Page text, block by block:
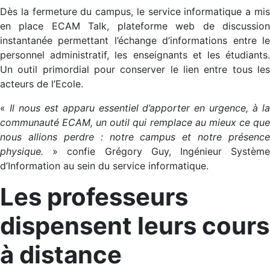
Dès la fermeture du campus, le service informatique a mis
en place ECAM Talk, plateforme web de discussion
instantanée permettant l’échange d’informations entre le
personnel administratif, les enseignants et les étudiants.
Un outil primordial pour conserver le lien entre tous les
acteurs de l’Ecole.
« Il nous est apparu essentiel d’apporter en urgence, à la
communauté ECAM, un outil qui remplace au mieux ce que
nous allions perdre : notre campus et notre présence
physique. » confie Grégory Guy, Ingénieur Système
d’Information au sein du service informatique.
Les professeurs
dispensent leurs cours
à distance